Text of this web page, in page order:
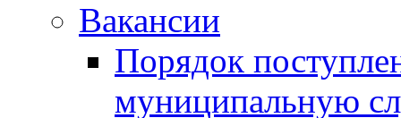
Вакансии
Порядок
муниципальную